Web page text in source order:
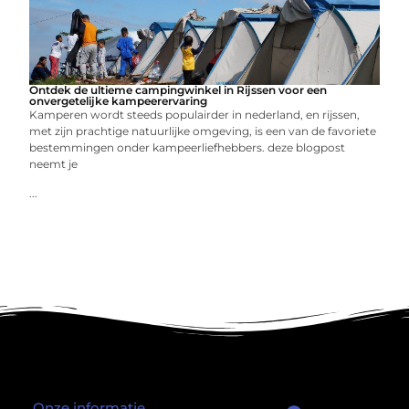
Ontdek de ultieme campingwinkel in Rijssen voor een
onvergetelijke kampeerervaring
Kamperen wordt steeds populairder in nederland, en rijssen,
met zijn prachtige natuurlijke omgeving, is een van de favoriete
bestemmingen onder kampeerliefhebbers. deze blogpost
neemt je
...